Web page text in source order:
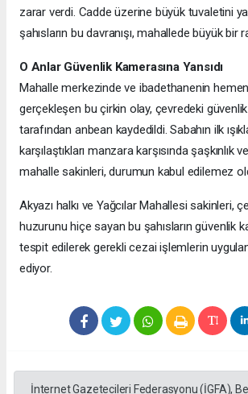
zarar verdi. Cadde üzerine büyük tuvaletini
şahısların bu davranışı, mahallede büyük bir
O Anlar Güvenlik Kamerasına Yansıdı
Mahalle merkezinde ve ibadethanenin hemen
gerçekleşen bu çirkin olay, çevredeki güvenlik
tarafından anbean kaydedildi. Sabahın ilk
karşılaştıkları manzara karşısında şaşkınlık
mahalle sakinleri, durumun kabul edilemez
Akyazı halkı ve Yağcılar Mahallesi sakinleri,
huzurunu hiçe sayan bu şahısların güvenlik
tespit edilerek gerekli cezai işlemlerin
ediyor.
İnternet Gazetecileri Federasyonu (İGFA),